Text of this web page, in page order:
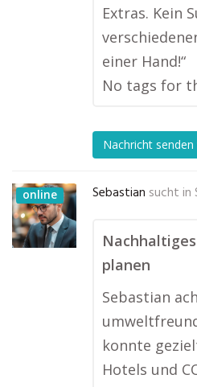
Extras. Kein
einer Hand!“
No tags for
Nachricht senden
online Sebastian sucht in
planen
Sebastian
konnte
Hotels und